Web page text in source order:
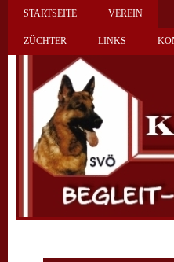
STARTSEITE VEREIN
ZÜCHTER LINKS